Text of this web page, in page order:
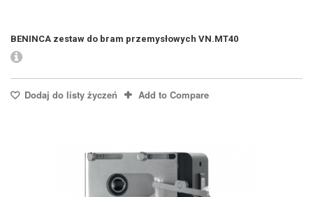
BENINCA zestaw do bram przemysłowych VN.MT40
Dodaj do listy życzeń Add to Compare